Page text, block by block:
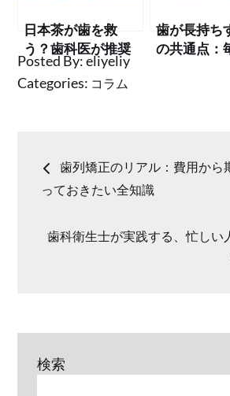
日本茶が歯を救
う？歯科医が推奨
する意外な予防法
歯が長持ち
の共通点：
Posted By:eliyeliy
Categories: コラム
投
稿
ナ
ゲ
ー
歯列矯正のリアル：費用から
っておきたい全知識
歯科衛生士が実践する、忙しい
検索